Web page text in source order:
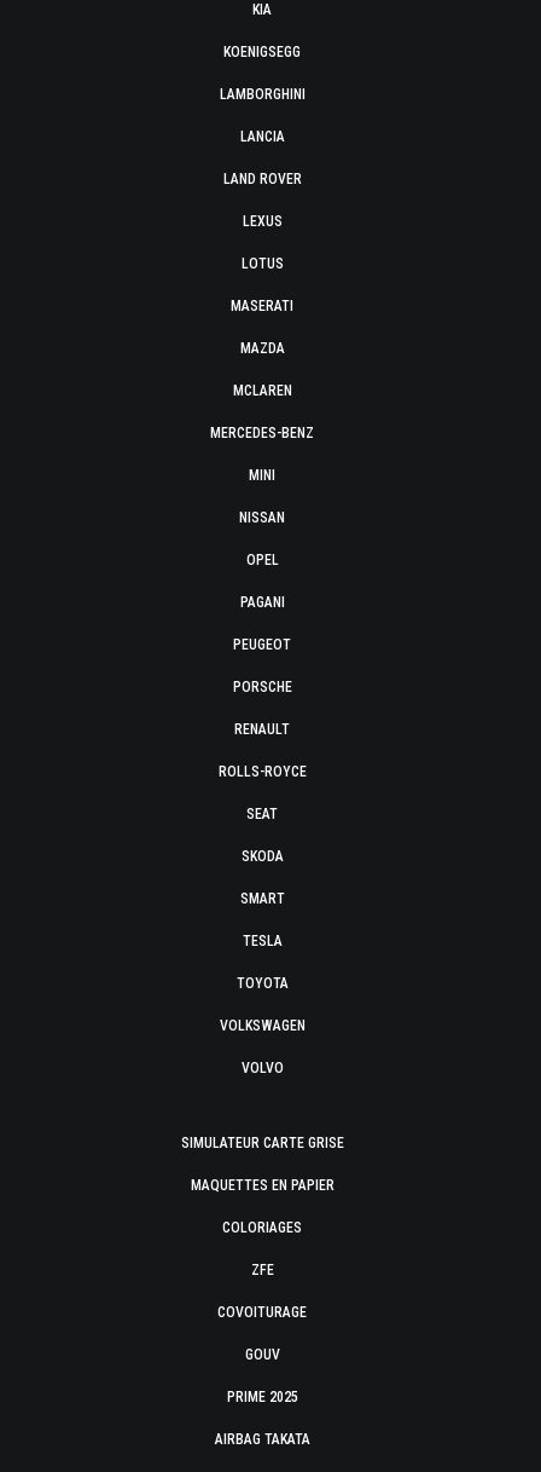
KIA
KOENIGSEGG
LAMBORGHINI
LANCIA
LAND ROVER
LEXUS
LOTUS
MASERATI
MAZDA
MCLAREN
MERCEDES-BENZ
MINI
NISSAN
OPEL
PAGANI
PEUGEOT
PORSCHE
RENAULT
ROLLS-ROYCE
SEAT
SKODA
SMART
TESLA
TOYOTA
VOLKSWAGEN
VOLVO
SIMULATEUR CARTE GRISE
MAQUETTES EN PAPIER
COLORIAGES
ZFE
COVOITURAGE
GOUV
PRIME 2025
AIRBAG TAKATA